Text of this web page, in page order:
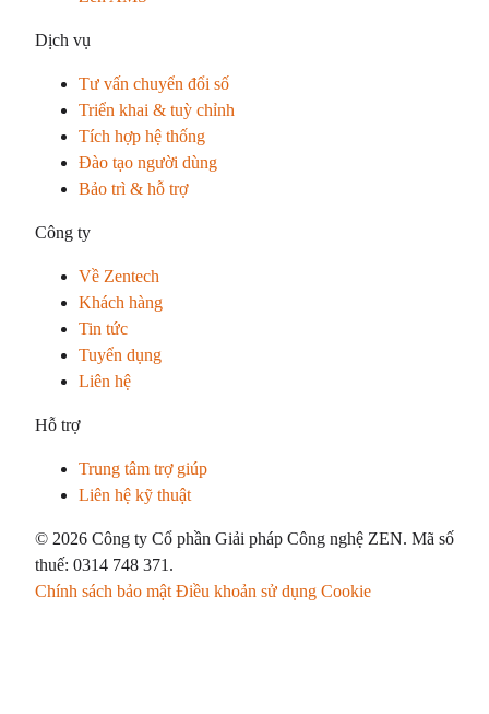
Dịch vụ
Tư vấn chuyển đổi số
Triển khai & tuỳ chỉnh
Tích hợp hệ thống
Đào tạo người dùng
Bảo trì & hỗ trợ
Công ty
Về Zentech
Khách hàng
Tin tức
Tuyển dụng
Liên hệ
Hỗ trợ
Trung tâm trợ giúp
Liên hệ kỹ thuật
© 2026 Công ty Cổ phần Giải pháp Công nghệ ZEN. Mã số
thuế: 0314 748 371.
Chính sách bảo mật Điều khoản sử dụng Cookie